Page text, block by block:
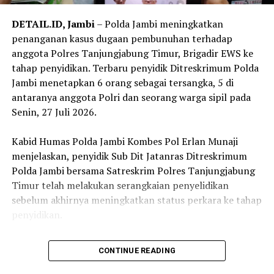
surat dakwaan dan segera melimpahkan perkara
tersebut ke Pengadilan Tindak Pidana Korupsi pada
Pengadilan Negeri Jambi untuk menjalani proses
persidangan.
Reporter: Juan Ambarita
DETAIL.ID, Jambi– Polda Jambi meningkatkan
penanganan kasus dugaan pembunuhan terhadap
anggota Polres Tanjungjabung Timur, Brigadir EWS ke
tahap penyidikan. Terbaru penyidik Ditreskrimum Polda
Jambi menetapkan 6 orang sebagai tersangka, 5 di
antaranya anggota Polri dan seorang warga sipil pada
Senin, 27 Juli 2026.
‎Kabid Humas Polda Jambi Kombes Pol Erlan Munaji
menjelaskan, penyidik Sub Dit Jatanras Ditreskrimum
Polda Jambi bersama Satreskrim Polres Tanjungjabung
Timur telah melakukan serangkaian penyelidikan
sebelum akhirnya meningkatkan status perkara ke tahap
‎”Setelah melalui mekanisme penyelidikan, pada Jumat
lalu status perkara ditingkatkan ke tahap penyidikan.
CONTINUE READING